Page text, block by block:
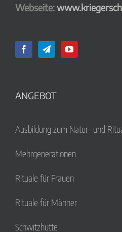
Webseite:
ANGEBOT
Ausbildung zum Natur- und
Mehrgenerationen
Rituale für Frauen
Rituale für Männer
Schwitzhütte